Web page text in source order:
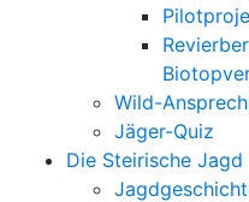
Wild-
Jäger-Quiz
Die Steirische Jagd